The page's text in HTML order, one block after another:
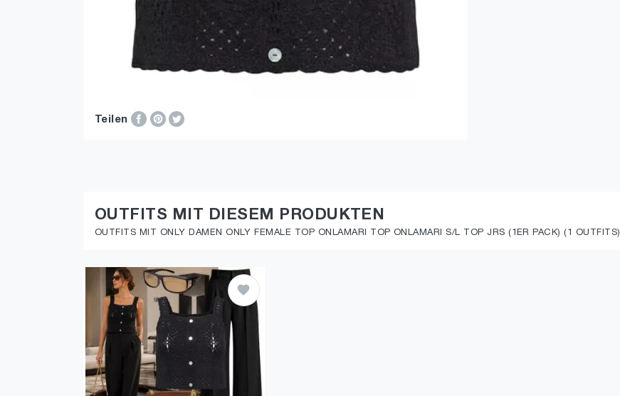
Teilen
OUTFITS MIT DIESEM PRODUKTEN
OUTFITS MIT ONLY DAMEN ONLY FEMALE TOP ONLAMARI TOP ONLAMARI S/L TOP JRS (1ER PACK) (1 OUTFITS)